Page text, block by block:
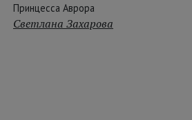
Принцесса Аврора
Светлана Захарова